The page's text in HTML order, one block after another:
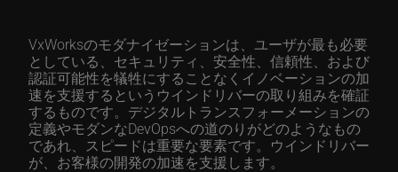
VxWorksのモダナイゼーションは、ユーザが最も必要
としている、セキュリティ、安全性、信頼性、および
認証可能性を犠牲にすることなくイノベーションの加
速を支援するというウインドリバーの取り組みを確証
するものです。デジタルトランスフォーメーションの
定義やモダンなDevOpsへの道のりがどのようなもの
であれ、スピードは重要な要素です。ウインドリバー
が、お客様の開発の加速を支援します。